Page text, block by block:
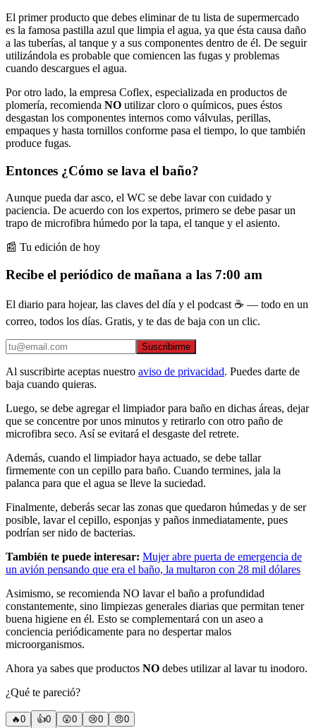
El primer producto que debes eliminar de tu lista de supermercado
es la famosa pastilla azul que limpia el agua, ya que ésta causa daño
a las tuberías, al tanque y a sus componentes dentro de él. De seguir
utilizándola es probable que comiencen las fugas y problemas
cuando descargues el agua.
Por otro lado, la empresa Coflex, especializada en productos de
plomería, recomienda NO utilizar cloro o químicos, pues éstos
desgastan los componentes internos como válvulas, perillas,
empaques y hasta tornillos conforme pasa el tiempo, lo que también
produce fugas.
Entonces ¿Cómo se lava el baño?
Aunque pueda dar asco, el WC se debe lavar con cuidado y
paciencia. De acuerdo con los expertos, primero se debe pasar un
trapo de microfibra húmedo por la tapa, el tanque y el asiento.
📰 Tu edición de hoy
Recibe el periódico de mañana a las 7:00 am
El diario para hojear, las claves del día y el podcast ☕ — todo en un
correo, todos los días. Gratis, y te das de baja con un clic.
Suscribirme
Al suscribirte aceptas nuestro aviso de privacidad. Puedes darte de
baja cuando quieras.
Luego, se debe agregar el limpiador para baño en dichas áreas, dejar
que se concentre por unos minutos y retirarlo con otro paño de
microfibra seco. Así se evitará el desgaste del retrete.
Además, cuando el limpiador haya actuado, se debe tallar
firmemente con un cepillo para baño. Cuando termines, jala la
palanca para que el agua se lleve la suciedad.
Finalmente, deberás secar las zonas que quedaron húmedas y de ser
posible, lavar el cepillo, esponjas y paños inmediatamente, pues
podrían ser nido de bacterias.
También te puede interesar: Mujer abre puerta de emergencia de
un avión pensando que era el baño, la multaron con 28 mil dólares
Asimismo, se recomienda NO lavar el baño a profundidad
constantemente, sino limpiezas generales diarias que permitan tener
buena higiene en él. Esto se complementará con un aseo a
conciencia periódicamente para no despertar malos
microorganismos.
Ahora ya sabes que productos NO debes utilizar al lavar tu inodoro.
¿Qué te pareció?
🔥0 👍0 😲0 😢0 😠0